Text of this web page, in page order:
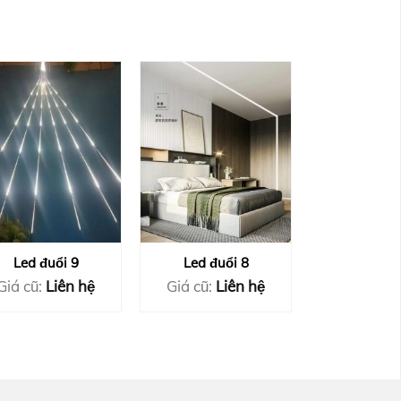
Led đuổi 9
cũ: Liên hệ
Led đuổi 8
Giá cũ: Liên hệ